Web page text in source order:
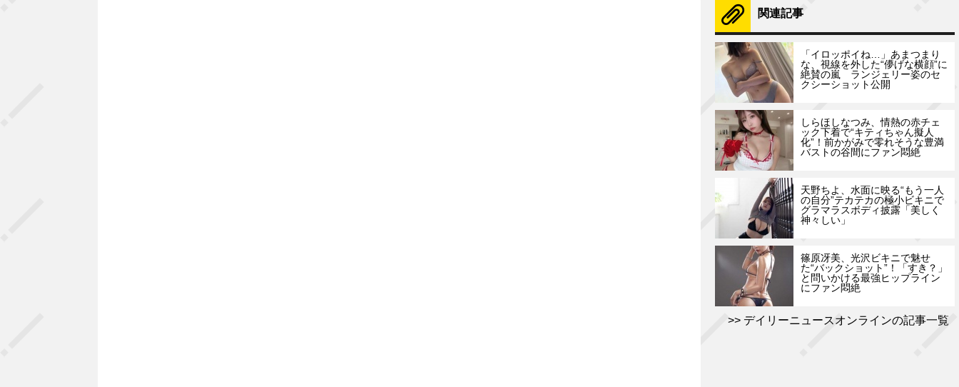
関連記事
「イロッポイね…」あまつまり
な、視線を外した“儚げな横顔”に
絶賛の嵐 ランジェリー姿のセ
クシーショット公開
しらほしなつみ、情熱の赤チェ
ック下着で“キティちゃん擬人
化”！前かがみで零れそうな豊満
バストの谷間にファン悶絶
天野ちよ、水面に映る“もう一人
の自分”テカテカの極小ビキニで
グラマラスボディ披露「美しく
神々しい」
篠原冴美、光沢ビキニで魅せ
た“バックショット”！「すき？」
と問いかける最強ヒップライン
にファン悶絶
デイリーニュースオンラインの記事一覧